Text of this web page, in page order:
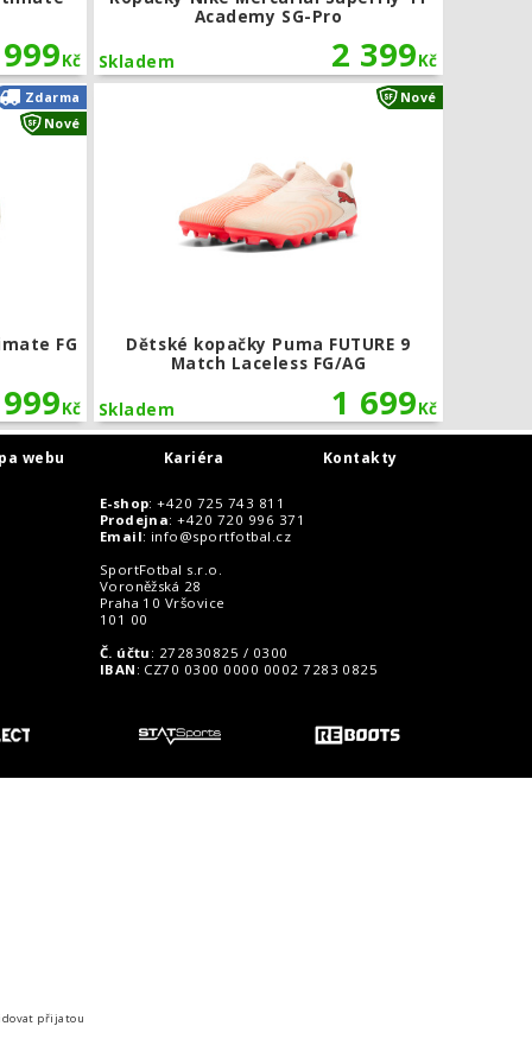
Kč
Academy SG-Pro
2 399Kč
Skladem
FG
Kč
Zdarma
Nové
Dětské kopačky Puma FUTURE 9
Match Laceless FG/AG
1 699Kč
Skladem
Nové
webu Kariéra Kontakty
E-shop: +420 725 743 811
Prodejna: +420 720 996 371
Email: info@sportfotbal.cz
SportFotbal s.r.o.
Voroněžská 28
Praha 10 Vršovice
101 00
Č. účtu : 272830825 / 0300
IBAN : CZ70 0300 0000 0002 7283 0825
přijatou